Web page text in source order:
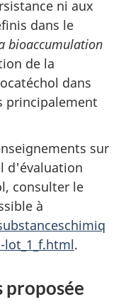
ni aux
dans le
bioaccumulation
de la
dans
principalement
sur
d'évaluation
consulter le
à
.
proposée